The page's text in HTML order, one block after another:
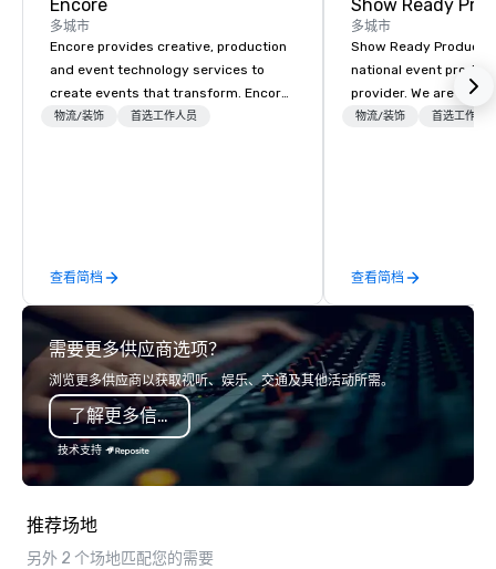
Encore
多城市
Encore provides creative, production
and event technology services to
create events that transform. Encore
creates memorable event experiences
creative, advanced technology,
digital, environmental, staging, and
digital solutions for hybrid, virtual and
in-person events of any type.
物流/装饰 首选工作人员
查看简档
Show Ready
多城市
Show Ready
national event
provider. We are your
production partner
物流/装饰 首选工作人
查看简档
需要更多供应商选项？
浏览更多供应商以获取视听、娱乐、交通及其他活动所需。
了解更多信息
技术支持
推荐场地
另外 2 个场地匹配您的需要